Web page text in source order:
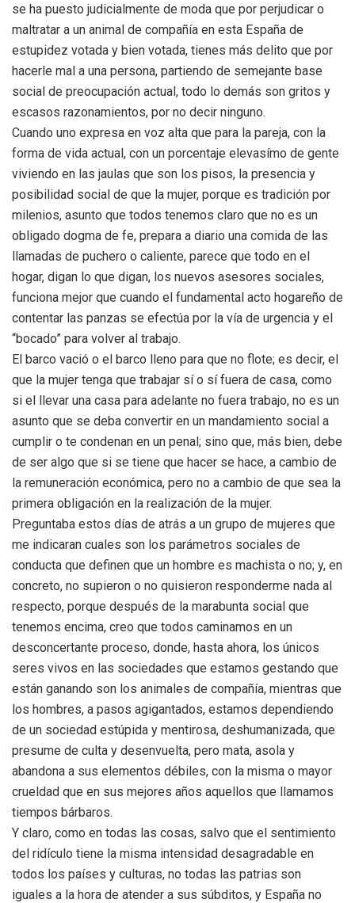
se ha puesto judicialmente de moda que por perjudicar o
maltratar a un animal de compañía en esta España de
estupidez votada y bien votada, tienes más delito que por
hacerle mal a una persona, partiendo de semejante base
social de preocupación actual, todo lo demás son gritos y
escasos razonamientos, por no decir ninguno.
Cuando uno expresa en voz alta que para la pareja, con la
forma de vida actual, con un porcentaje elevasímo de gente
viviendo en las jaulas que son los pisos, la presencia y
posibilidad social de que la mujer, porque es tradición por
milenios, asunto que todos tenemos claro que no es un
obligado dogma de fe, prepara a diario una comida de las
llamadas de puchero o caliente, parece que todo en el
hogar, digan lo que digan, los nuevos asesores sociales,
funciona mejor que cuando el fundamental acto hogareño de
contentar las panzas se efectúa por la vía de urgencia y el
“bocado” para volver al trabajo.
El barco vació o el barco lleno para que no flote; es decir, el
que la mujer tenga que trabajar sí o sí fuera de casa, como
si el llevar una casa para adelante no fuera trabajo, no es un
asunto que se deba convertir en un mandamiento social a
cumplir o te condenan en un penal; sino que, más bien, debe
de ser algo que si se tiene que hacer se hace, a cambio de
la remuneración económica, pero no a cambio de que sea la
primera obligación en la realización de la mujer.
Preguntaba estos días de atrás a un grupo de mujeres que
me indicaran cuales son los parámetros sociales de
conducta que definen que un hombre es machista o no; y, en
concreto, no supieron o no quisieron responderme nada al
respecto, porque después de la marabunta social que
tenemos encima, creo que todos caminamos en un
desconcertante proceso, donde, hasta ahora, los únicos
seres vivos en las sociedades que estamos gestando que
están ganando son los animales de compañía, mientras que
los hombres, a pasos agigantados, estamos dependiendo
de un sociedad estúpida y mentirosa, deshumanizada, que
presume de culta y desenvuelta, pero mata, asola y
abandona a sus elementos débiles, con la misma o mayor
crueldad que en sus mejores años aquellos que llamamos
tiempos bárbaros.
Y claro, como en todas las cosas, salvo que el sentimiento
del ridículo tiene la misma intensidad desagradable en
todos los países y culturas, no todas las patrias son
iguales a la hora de atender a sus súbditos, y España no